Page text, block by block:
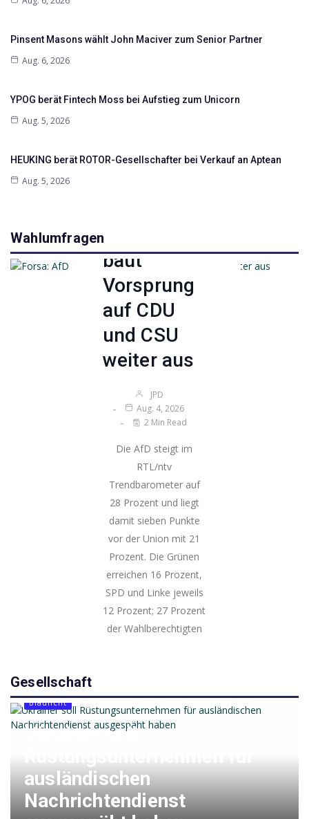
Pinsent Masons wählt John Maciver zum Senior Partner
Aug. 6, 2026
YPOG berät Fintech Moss bei Aufstieg zum Unicorn
Aug. 5, 2026
HEUKING berät ROTOR-Gesellschafter bei Verkauf an Aptean
Aug. 5, 2026
WahlumfragenForsa: AfD
baut
Vorsprung
auf CDU
und CSU
weiter aus
JPD
Aug. 4, 2026
2 Min Read
Die AfD steigt im
RTL/ntv
Trendbarometer auf
28 Prozent und liegt
damit sieben Punkte
vor der Union mit 21
Prozent. Die Grünen
erreichen 16 Prozent,
SPD und Linke jeweils
12 Prozent; 27 Prozent
der Wahlberechtigten
Gesellschaft
Blaulicht
Ukrainer soll
ausländischen
Nachrichtendienst